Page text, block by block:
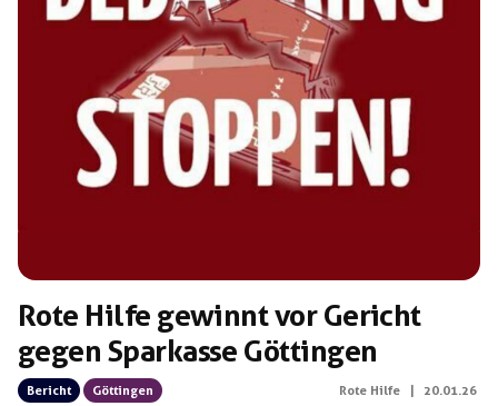
Rote Hilfe gewinnt vor Gericht
gegen Sparkasse Göttingen
Bericht Göttingen Rote Hilfe | 20.01.26